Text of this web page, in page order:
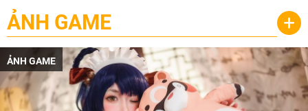
ẢNH GAME +
ẢNH GAME